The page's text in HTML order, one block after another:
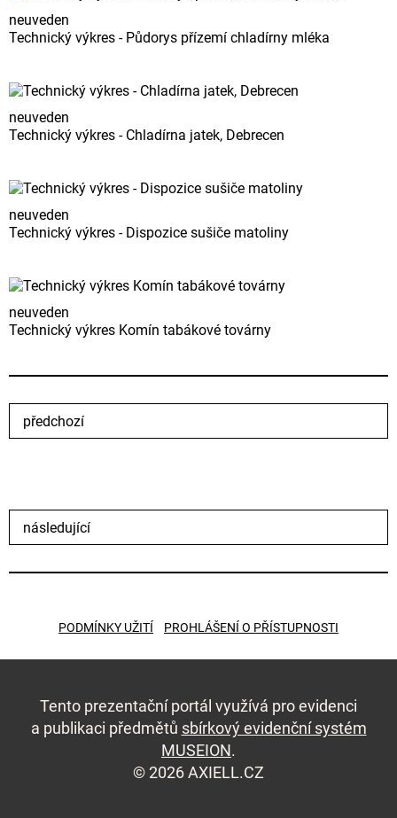
neuveden
Technický výkres - Půdorys přízemí chladírny mléka
neuveden
Technický výkres - Chladírna jatek, Debrecen
neuveden
Technický výkres - Dispozice sušiče matoliny
neuveden
Technický výkres Komín tabákové továrny
předchozí
následující
PODMÍNKY UŽITÍ PROHLÁŠENÍ O PŘÍSTUPNOSTI
Tento prezentační portál využívá pro evidenci
a publikaci předmětů sbírkový evidenční systém
MUSEION.
© 2026 AXIELL.CZ